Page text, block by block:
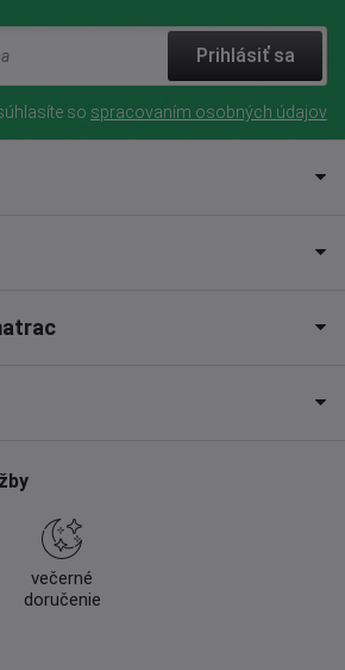
Prihlásiť sa
so spracovaním osobných údajov
večerné
doručenie